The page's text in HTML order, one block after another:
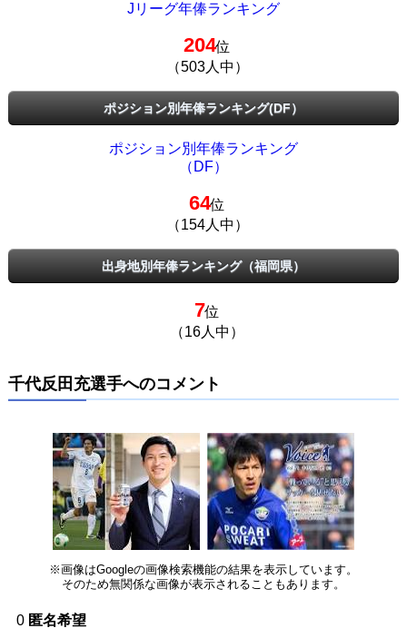
Jリーグ年俸ランキング
204位
（503人中）
ポジション別年俸ランキング(DF）
ポジション別年俸ランキング
（DF）
64位
（154人中）
出身地別年俸ランキング（福岡県）
7位
（16人中）
千代反田充選手へのコメント
※画像はGoogleの画像検索機能の結果を表示しています。
そのため無関係な画像が表示されることもあります。
0 匿名希望